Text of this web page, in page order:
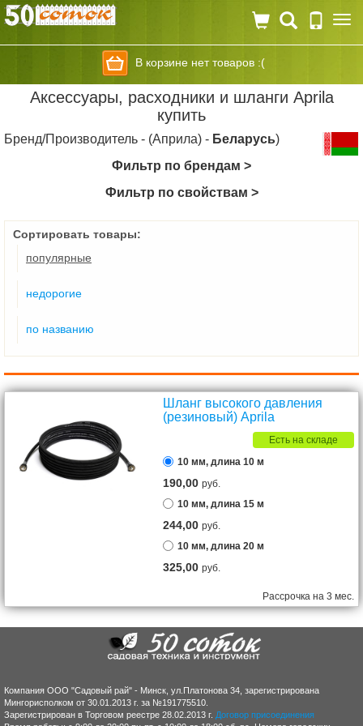
В корзине нет товаров :(
Аксесcуары, расходники и шланги Aprila
купить
Бренд/Производитель - (Априла) - Беларусь)
Фильтр по брендам >
Фильтр по свойствам >
Сортировать товары:
популярные
недорогие
по названию
Шланг высокого давления
(резиновый) Aprila
Есть на складе
10 мм, длина 10 м
190,00руб.
10 мм, длина 15 м
244,00руб.
10 мм, длина 20 м
325,00руб.
Рассрочка на 3 мес.
Компания ООО "Садовый рай" - Минск, ул.Платонова 34, зарегистрирована
Мингорисполком от 30.01.2013 г. за №191775510.
Зарегистрирован в Торговом реестре 28.02.2013 г. Договор присоединения